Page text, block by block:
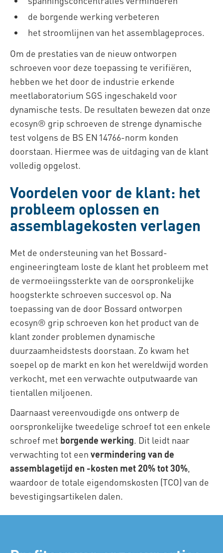
de borgende werking verbeteren
het stroomlijnen van het assemblageproces.
Om de prestaties van de nieuw ontworpen
schroeven voor deze toepassing te verifiëren,
hebben we het door de industrie erkende
meetlaboratorium SGS ingeschakeld voor
dynamische tests. De resultaten bewezen dat onze
ecosyn® grip schroeven de strenge dynamische
test volgens de BS EN 14766‑norm konden
doorstaan. Hiermee was de uitdaging van de klant
volledig opgelost.
Voordelen voor de klant: het
probleem oplossen en
assemblagekosten verlagen
Met de ondersteuning van het Bossard-
engineeringteam loste de klant het probleem met
de vermoeiingssterkte van de oorspronkelijke
hoogsterkte schroeven succesvol op. Na
toepassing van de door Bossard ontworpen
ecosyn® grip schroeven kon het product van de
klant zonder problemen dynamische
duurzaamheidstests doorstaan. Zo kwam het
soepel op de markt en kon het wereldwijd worden
verkocht, met een verwachte outputwaarde van
tientallen miljoenen.
Daarnaast vereenvoudigde ons ontwerp de
oorspronkelijke tweedelige schroef tot een enkele
schroef met borgende werking. Dit leidt naar
verwachting tot een vermindering van de
assemblagetijd en -kosten met 20% tot 30%,
waardoor de totale eigendomskosten (TCO) van de
bevestigingsartikelen dalen.